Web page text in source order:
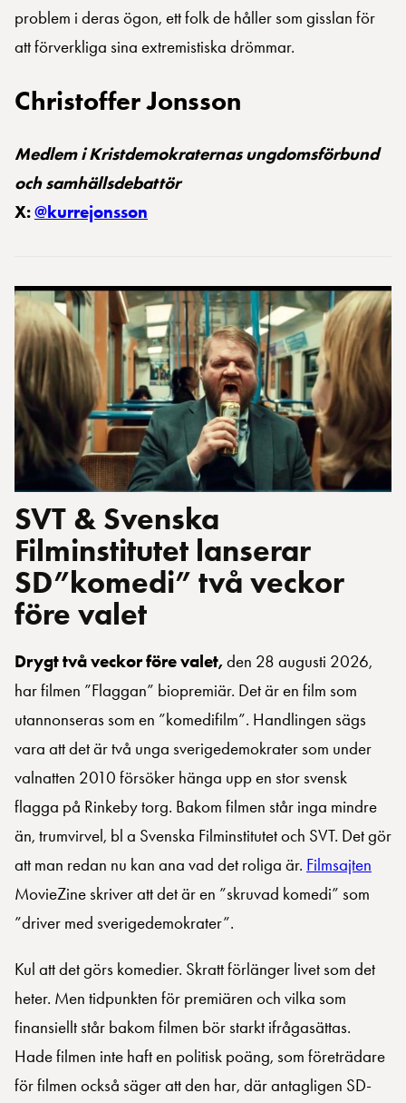
problem i deras ögon, ett folk de håller som gisslan för
att förverkliga sina extremistiska drömmar.
Christoffer Jonsson
Medlem i Kristdemokraternas ungdomsförbund
och samhällsdebattör
X:@kurrejonsson
SVT & Svenska
Filminstitutet lanserar
SD”komedi” två veckor
före valet
Drygt två veckor före valet,den 28 augusti 2026,
har filmen ”Flaggan” biopremiär. Det är en film som
utannonseras som en ”komedifilm”. Handlingen sägs
vara att det är två unga sverigedemokrater som under
valnatten 2010 försöker hänga upp en stor svensk
flagga på Rinkeby torg. Bakom filmen står inga mindre
än, trumvirvel, bl a Svenska Filminstitutet och SVT. Det gör
att man redan nu kan ana vad det roliga är. Filmsajten
MovieZine skriver att det är en ”skruvad komedi” som
”driver med sverigedemokrater”.
Kul att det görs komedier. Skratt förlänger livet som det
heter. Men tidpunkten för premiären och vilka som
finansiellt står bakom filmen bör starkt ifrågasättas.
Hade filmen inte haft en politisk poäng, som företrädare
för filmen också säger att den har, där antagligen SD-